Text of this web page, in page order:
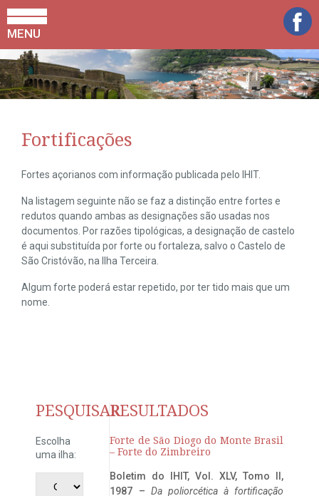
MENU
Fortificações
Fortes açorianos com informação publicada pelo IHIT.
Na listagem seguinte não se faz a distinção entre fortes e
redutos quando ambas as designações são usadas nos
documentos. Por razões tipológicas, a designação de castelo
é aqui substituída por forte ou fortaleza, salvo o Castelo de
São Cristóvão, na Ilha Terceira.
Algum forte poderá estar repetido, por ter tido mais que um
nome.
PESQUISAR
Escolha
uma ilha:
RESULTADOS
Forte de São Diogo do Monte Brasil
– Forte do Zimbreiro
Boletim do IHIT, Vol. XLV, Tomo II,
1987 – Da poliorcética à fortificação